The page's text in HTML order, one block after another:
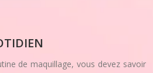
de maquillage, vous devez savoir